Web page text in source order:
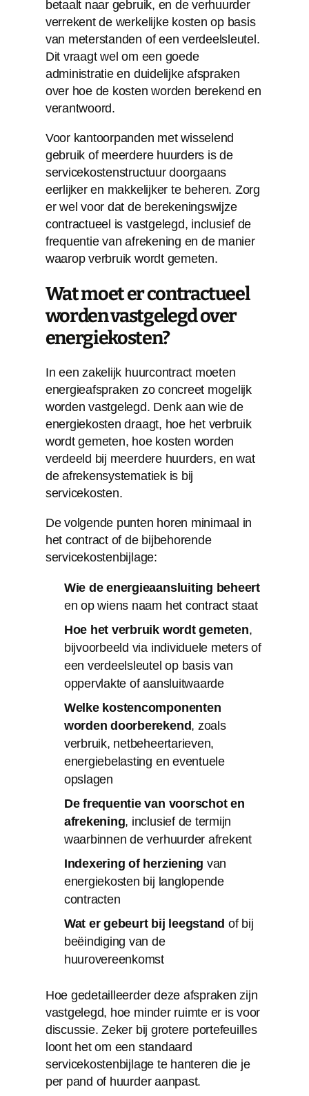
betaalt naar gebruik, en de verhuurder
verrekent de werkelijke kosten op basis
van meterstanden of een verdeelsleutel.
Dit vraagt wel om een goede
administratie en duidelijke afspraken
over hoe de kosten worden berekend en
verantwoord.
Voor kantoorpanden met wisselend
gebruik of meerdere huurders is de
servicekostenstructuur doorgaans
eerlijker en makkelijker te beheren. Zorg
er wel voor dat de berekeningswijze
contractueel is vastgelegd, inclusief de
frequentie van afrekening en de manier
waarop verbruik wordt gemeten.
Wat moet er contractueel
worden vastgelegd over
energiekosten?
In een zakelijk huurcontract moeten
energieafspraken zo concreet mogelijk
worden vastgelegd. Denk aan wie de
energiekosten draagt, hoe het verbruik
wordt gemeten, hoe kosten worden
verdeeld bij meerdere huurders, en wat
de afrekensystematiek is bij
servicekosten.
De volgende punten horen minimaal in
het contract of de bijbehorende
servicekostenbijlage:
Wie de energieaansluiting beheert
en op wiens naam het contract staat
Hoe het verbruik wordt gemeten,
bijvoorbeeld via individuele meters of
een verdeelsleutel op basis van
oppervlakte of aansluitwaarde
Welke kostencomponenten
worden doorberekend, zoals
verbruik, netbeheertarieven,
energiebelasting en eventuele
opslagen
De frequentie van voorschot en
afrekening, inclusief de termijn
waarbinnen de verhuurder afrekent
Indexering of herziening van
energiekosten bij langlopende
contracten
Wat er gebeurt bij leegstand of bij
beëindiging van de
huurovereenkomst
Hoe gedetailleerder deze afspraken zijn
vastgelegd, hoe minder ruimte er is voor
discussie. Zeker bij grotere portefeuilles
loont het om een standaard
servicekostenbijlage te hanteren die je
per pand of huurder aanpast.